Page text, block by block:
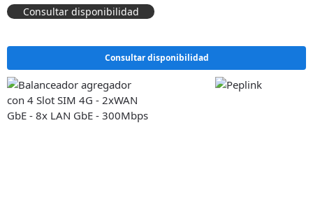
Consultar disponibilidad
Consultar disponibilidad